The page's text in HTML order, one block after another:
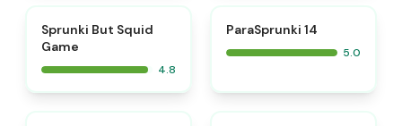
Sprunki But Squid
Game
4.8
ParaSprunki 14
5.0